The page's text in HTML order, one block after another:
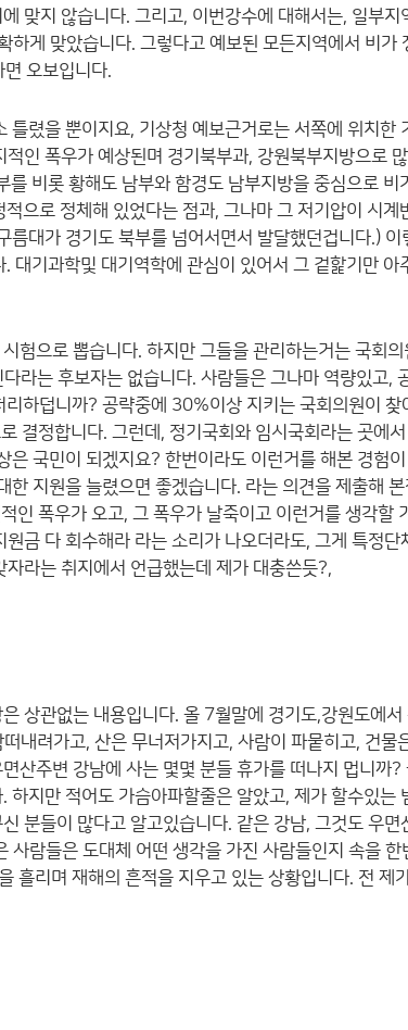
맞지 않습니다. 그리고, 이번강수에 대해서는, 일부지
게 맞았습니다. 그렇다고 예보된 모든지역에서 비가
오보입니다.
렸을 뿐이지요, 기상청 예보근거로는 서쪽에 위치한
인 폭우가 예상된며 경기북부과, 강원북부지방으로
비롯 황해도 남부와 함경도 남부지방을 중심으로 비
으로 정체해 있었다는 점과, 그나마 그 저기압이 시계
대가 경기도 북부를 넘어서면서 발달했던겁니다.) 이
대기과학및 대기역학에 관심이 있어서 그 겉핥기만 아
험으로 뽑습니다. 하지만 그들을 관리하는거는 국회
라는 후보자는 없습니다. 사람들은 그나마 역량있고,
하덥니까? 공략중에 30%이상 지키는 국회의원이 찾
결정합니다. 그런데, 정기국회와 임시국회라는 곳에
국민이 되겠지요? 한번이라도 이런거를 해본 경험
지원을 늘렸으면 좋겠습니다. 라는 의견을 제출해
인 폭우가 오고, 그 폭우가 날죽이고 이런거를 생각할
금 다 회수해라 라는 소리가 나오더라도, 그게 특정단
라는 취지에서 언급했는데 제가 대충쓴듯?,
상관없는 내용입니다. 올 7월말에 경기도,강원도에서
내려가고, 산은 무너저가지고, 사람이 파뭍히고, 건물
산주변 강남에 사는 몇몇 분들 휴가를 떠나지 멉니까?
지만 적어도 가슴아파할줄은 알았고, 제가 할수있는
분들이 많다고 알고있습니다. 같은 강남, 그것도 우면
람들은 도대체 어떤 생각을 가진 사람들인지 속을 한
흘리며 재해의 흔적을 지우고 있는 상황입니다. 전 제